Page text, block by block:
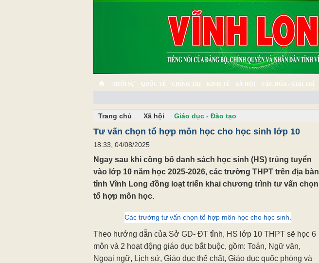
THỜI SỰ QUỐC TẾ CHÍNH TRỊ KINH TẾ XÃ HỘI VĂN HÓA - GIẢI TRÍ
Trang chủ Xã hội Giáo dục - Đào tạo
Tư vấn chọn tổ hợp môn học cho học sinh lớp 10
18:33, 04/08/2025
Ngay sau khi công bố danh sách học sinh (HS) trúng tuyển
vào lớp 10 năm học 2025-2026, các trường THPT trên địa bàn
tỉnh Vĩnh Long đồng loạt triển khai chương trình tư vấn chọn
tổ hợp môn học.
Các trường tư vấn chọn tổ hợp môn học cho học sinh.
Theo hướng dẫn của Sở GD- ĐT tỉnh, HS lớp 10 THPT sẽ học 6
môn và 2 hoạt động giáo dục bắt buộc, gồm: Toán, Ngữ văn,
Ngoại ngữ, Lịch sử, Giáo dục thể chất, Giáo dục quốc phòng và